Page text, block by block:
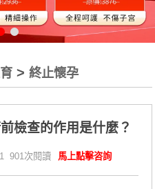
>終止懷孕
檢查的作用是什麼？
901次閱讀 馬上點擊咨詢